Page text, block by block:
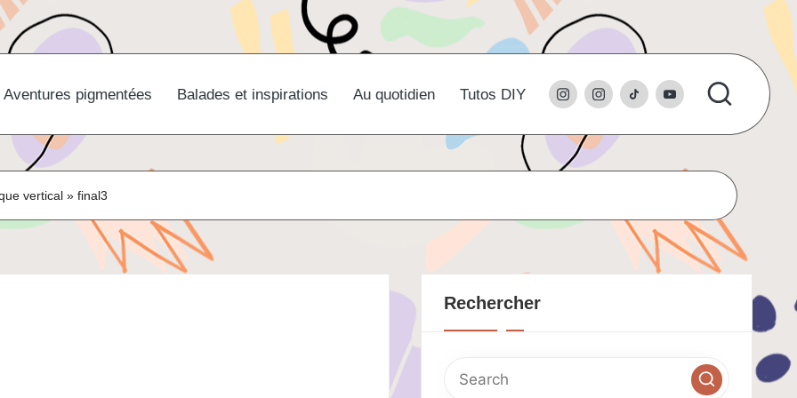
Aventures pigmentées Balades et inspirations Au quotidien Tutos DIY instagraml’instagram
studio
tiktok youtube
vertical »final3
Rechercher